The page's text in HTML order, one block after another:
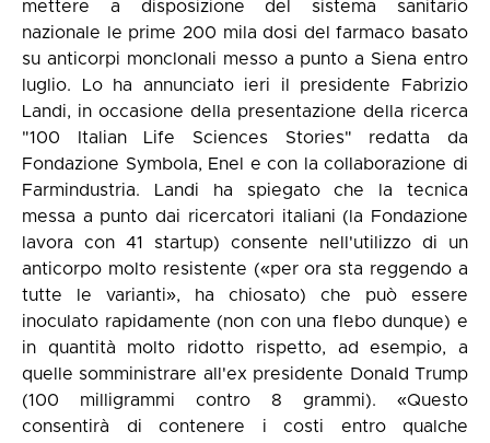
mettere a disposizione del sistema sanitario
nazionale le prime 200 mila dosi del farmaco basato
su anticorpi monclonali messo a punto a Siena entro
luglio. Lo ha annunciato ieri il presidente Fabrizio
Landi, in occasione della presentazione della ricerca
"100 Italian Life Sciences Stories" redatta da
Fondazione Symbola, Enel e con la collaborazione di
Farmindustria. Landi ha spiegato che la tecnica
messa a punto dai ricercatori italiani (la Fondazione
lavora con 41 startup) consente nell'utilizzo di un
anticorpo molto resistente («per ora sta reggendo a
tutte le varianti», ha chiosato) che può essere
inoculato rapidamente (non con una flebo dunque) e
in quantità molto ridotto rispetto, ad esempio, a
quelle somministrare all'ex presidente Donald Trump
(100 milligrammi contro 8 grammi). «Questo
consentirà di contenere i costi entro qualche